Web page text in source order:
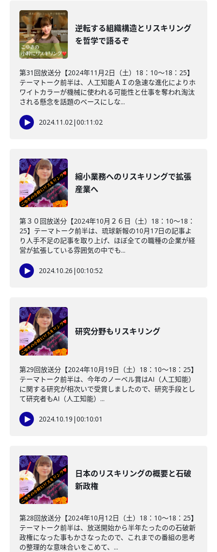
逆転する組織構造とリスキリング
を哲学で語るぞ
第31回放送分【2024年11月2日（土）18：10～18：25】
テーマトーク前半は、人工知能ＡＩの急速な進化によりホ
ワイトカラーが機械に使われる可能性と仕事を奪われ淘汰
される懸念を話題のベースにしな...
2024.11.02|00:11:02
縮小業務へのリスキリングで拡張
産業へ
第３０回放送分【2024年10月２６日（土）18：10～18：
25】テーマトーク前半は、琉球新報の10月17日の記事よ
り人手不足の記事を取り上げ、ほぼ全ての職種の企業が経
営が拡張している雰囲気の中でも...
2024.10.26 |00:10:52
研究分野もリスキリング
第29回放送分【2024年10月19日（土）18：10～18：25】
テーマトーク前半は、今年のノーベル賞はAI（人工知能）
に関する研究が相次いで受賞しましたので、研究手段とし
て研究者もAI（人工知能）...
2024.10.19 |00:10:01
日本のリスキリングの概要と石破
新政権
第28回放送分【2024年10月12日（土）18：10～18：25】
テーマトーク前半は、放送開始から半年たったのの石破新
政権になった事もかさなったので、これまでの番組の思考
の整理的な意味合いをこめて、...